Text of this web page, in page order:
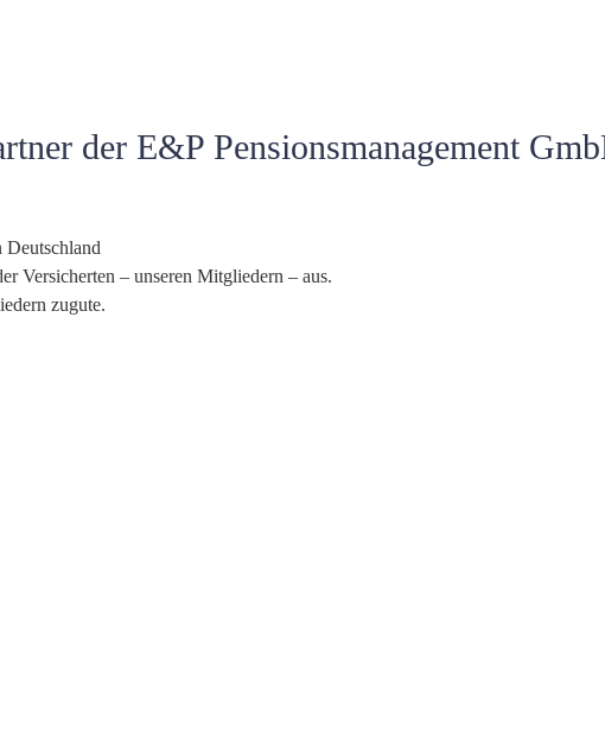
der E&P Pensionsmanagement
Deutschland
Versicherten – unseren Mitgliedern – aus.
zugute.